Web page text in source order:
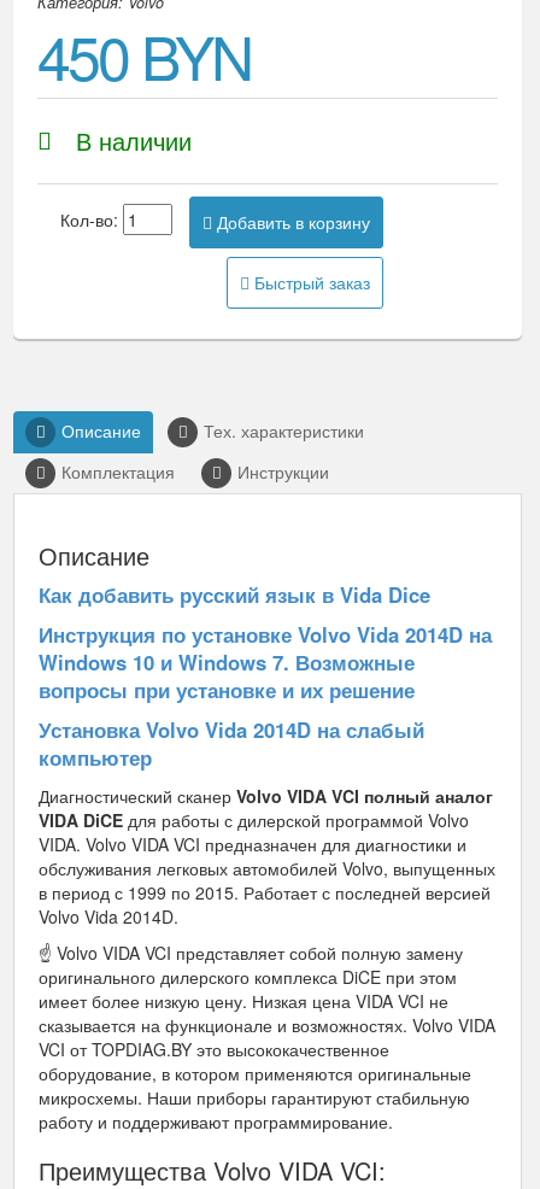
450 BYN
В наличии
Кол-во: Добавить в корзину
Быстрый заказ
Описание
Тех. характеристики
Комплектация
Инструкции
Описание
Как добавить русский язык в Vida Dice
Инструкция по установке Volvo Vida 2014D на
Windows 10 и Windows 7. Возможные
вопросы при установке и их решение
Установка Volvo Vida 2014D на слабый
компьютер
Диагностический сканер Volvo VIDA VCI полный аналог
VIDA DiCE для работы с дилерской программой Volvo
VIDA. Volvo VIDA VCI предназначен для диагностики и
обслуживания легковых автомобилей Volvo, выпущенных
в период с 1999 по 2015. Работает с последней версией
Volvo Vida 2014D.
☝ Volvo VIDA VCI представляет собой полную замену
оригинального дилерского комплекса DiCE при этом
имеет более низкую цену. Низкая цена VIDA VCI не
сказывается на функционале и возможностях. Volvo VIDA
VCI от TOPDIAG.BY это высококачественное
оборудование, в котором применяются оригинальные
микросхемы. Наши приборы гарантируют стабильную
работу и поддерживают программирование.
Преимущества Volvo VIDA VCI: